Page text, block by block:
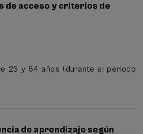
de acceso y criterios de
25 y 64 años (durante el periodo
de aprendizaje según